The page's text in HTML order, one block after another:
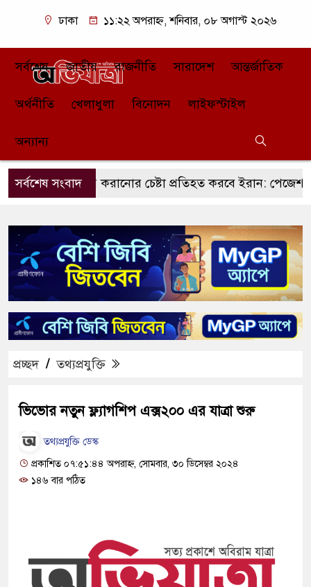
ঢাকা ১১:২২ অপরাহ্ন, শনিবার, ০৮ অগাস্ট ২০২৬
সর্বশেষ জাতীয় রাজনীতি সারাদেশ আন্তর্জাতিক
অর্থনীতি খেলাধুলা বিনোদন লাইফস্টাইল
অন্যান্য
সর্বশেষ সংবাদ
স্বীকার করানোর চেষ্টা প্রতিহত করবে ইরান: পেজেশকিয়ান
প্রচ্ছদ/তথ্যপ্রযুক্তি
ভিভোর নতুন ফ্ল্যাগশিপ এক্স২০০ এর যাত্রা শুরু
তথ্যপ্রযুক্তি ডেস্ক
প্রকাশিত ০৭:৫১:৪৪ অপরাহ্ন, সোমবার, ৩০ ডিসেম্বর ২০২৪
১৪৬ বার পঠিত